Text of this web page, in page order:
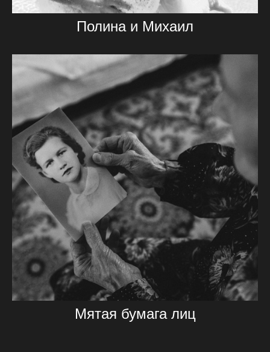
Полина и Михаил
Мятая бумага лиц